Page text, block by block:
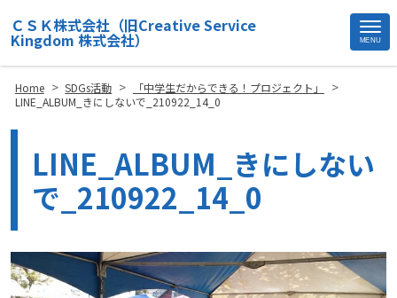
ＣＳＫ株式会社（旧Creative Service
Kingdom 株式会社） MENU
Home > SDGs活動 > 「中学生だからできる！プロジェクト」 >
LINE_ALBUM_きにしないで_210922_14_0
LINE_ALBUM_きにしない
で_210922_14_0
Site
Footer